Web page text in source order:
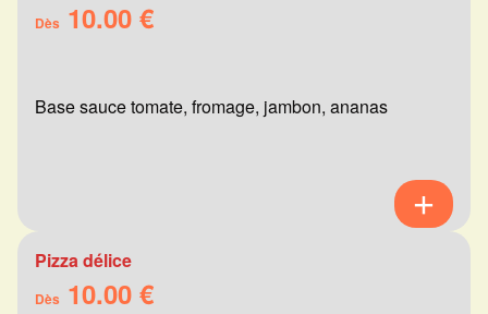
Dès 10.00 €
Base sauce tomate, fromage, jambon, ananas
Pizza délice
Dès 10.00 €